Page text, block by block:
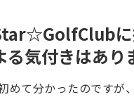
に
る気付きはあり
めて分かったのですが